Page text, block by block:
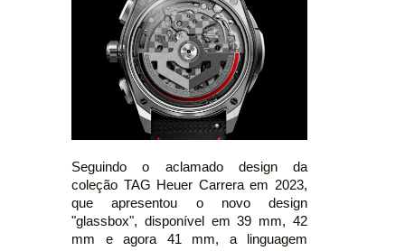
Seguindo o aclamado design da
coleção TAG Heuer Carrera em 2023,
que apresentou o novo design
"glassbox", disponível em 39 mm, 42
mm e agora 41 mm, a linguagem